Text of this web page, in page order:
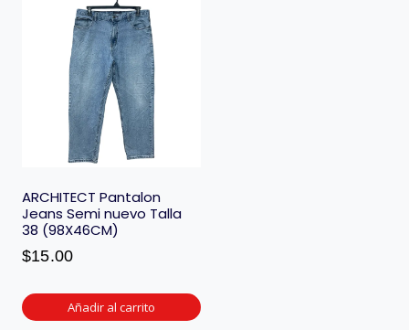
ARCHITECT Pantalon
Jeans Semi nuevo Talla
38 (98X46CM)
$15.00
Añadir al carrito